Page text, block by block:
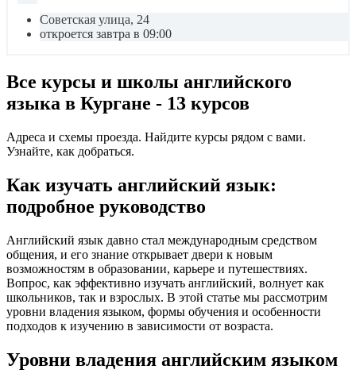
Советская улица, 24
откроется завтра в 09:00
Все курсы и школы английского
языка в Кургане - 13 курсов
Адреса и схемы проезда. Найдите курсы рядом с вами.
Узнайте, как добраться.
Как изучать английский язык:
подробное руководство
Английский язык давно стал международным средством
общения, и его знание открывает двери к новым
возможностям в образовании, карьере и путешествиях.
Вопрос, как эффективно изучать английский, волнует как
школьников, так и взрослых. В этой статье мы рассмотрим
уровни владения языком, формы обучения и особенности
подходов к изучению в зависимости от возраста.
Уровни владения английским языком